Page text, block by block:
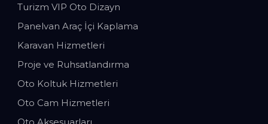
Turizm VIP Oto Dizayn
Panelvan Araç İçi Kaplama
Karavan Hizmetleri
Proje ve Ruhsatlandırma
Oto Koltuk Hizmetleri
Oto Cam Hizmetleri
Oto Aksesuarları